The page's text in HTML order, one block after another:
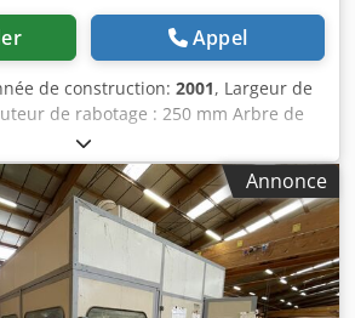
Appel
de construction: 2001, Largeur de
de rabotage : 250 mm Arbre de
de couteaux : 4 Réglage de la
d’épaisseur de rabotage :
Cjdpfezq Dcnsx Ah Toha Vitesse
Rouleau d’entraînement :
de sortie : caoutchouc Rouleaux de
du moteur : 5,5 kW Raccord
Longueur de la machine : 1 200 mm
Annonce